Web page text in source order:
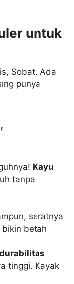
untuk
Sobat. Ada
punya
Kayu
tanpa
seratnya
bikin betah
durabilitas
tinggi. Kayak